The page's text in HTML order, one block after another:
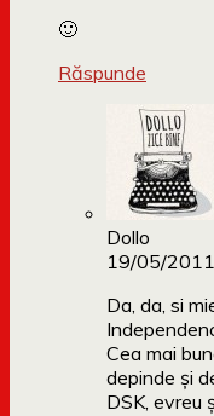
🙂
Răspunde
Dollo
19/05/2011
Da, da, si
Cea mai
depinde și
DSK, evreu